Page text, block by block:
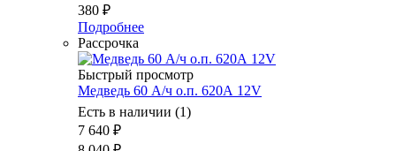
380 ₽
Подробнее
Рассрочка
Быстрый просмотр
Медведь 60 А/ч о.п. 620А 12V
Есть в наличии (1)
7 640 ₽